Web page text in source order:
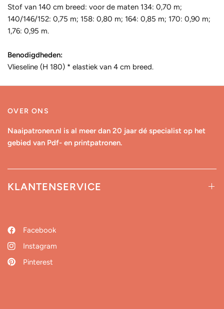
Stof van 140 cm breed: voor de maten 134: 0,70 m;
140/146/152: 0,75 m; 158: 0,80 m; 164: 0,85 m; 170: 0,90 m;
1,76: 0,95 m.
Benodigdheden:
Vlieseline (H 180) * elastiek van 4 cm breed.
OVER ONS
Naaipatronen.nl is al meer dan 20 jaar dé specialist op het
gebied van Pdf- en printpatronen.
KLANTENSERVICE
Facebook
Instagram
Pinterest